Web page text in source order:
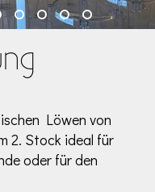
Löwen von
2. Stock ideal für
oder für den